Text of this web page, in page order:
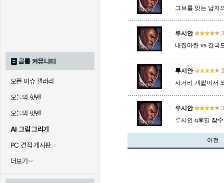
공통 커뮤니티
오픈 이슈 갤러리
오늘의 핫벤
오늘의 팟벤
AI 그림 그리기
PC 견적 게시판
더보기
그브를 잇는 남자
루시안
내집마련 vs 결국
루시안
사거리 개짧아서
루시안
루시안 q후딜 잠
이전